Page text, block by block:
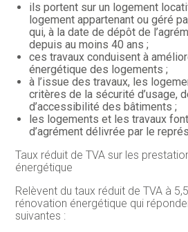
ils portent sur un logement
logement appartenant ou géré
qui, à la date de dépôt de
depuis au moins 40 ans ;
ces travaux conduisent à
énergétique des logements ;
à l’issue des travaux, les
critères de la sécurité d’usage,
d’accessibilité des bâtiments ;
les logements et les travaux font
d’agrément délivrée par le
Taux réduit de TVA sur les
énergétique
Relèvent du taux réduit de TVA à
rénovation énergétique qui
suivantes :